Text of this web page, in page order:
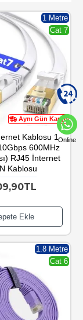
Aynı Gün Kargo
1 Metre
Cat 7
Kablosu 1
600MHz
RJ45 İnternet
Kablosu
Ekle
1.8 Metre
Cat 6
Online